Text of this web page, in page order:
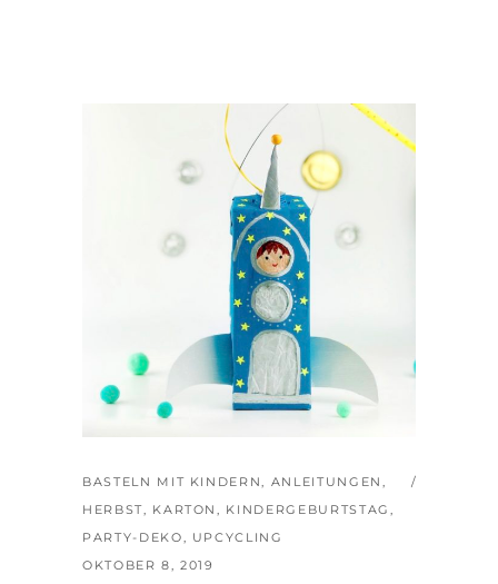
BASTELN MIT KINDERN, ANLEITUNGEN ,
HERBST, KARTON, KINDERGEBURTSTAG ,
PARTY-DEKO, UPCYCLING
OKTOBER 8, 2019